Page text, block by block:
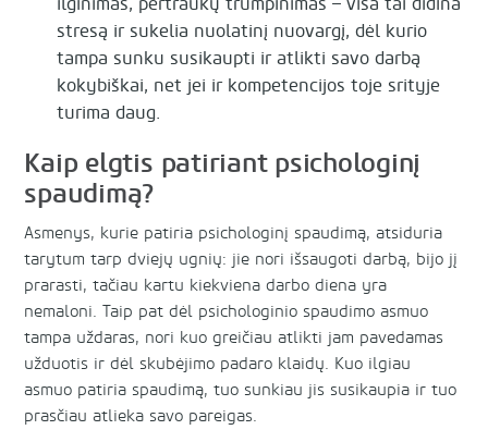
ilginimas, pertraukų trumpinimas – visa tai didina
stresą ir sukelia nuolatinį nuovargį, dėl kurio
tampa sunku susikaupti ir atlikti savo darbą
kokybiškai, net jei ir kompetencijos toje srityje
turima daug.
Kaip elgtis patiriant psichologinį
spaudimą?
Asmenys, kurie patiria psichologinį spaudimą, atsiduria
tarytum tarp dviejų ugnių: jie nori išsaugoti darbą, bijo jį
prarasti, tačiau kartu kiekviena darbo diena yra
nemaloni. Taip pat dėl psichologinio spaudimo asmuo
tampa uždaras, nori kuo greičiau atlikti jam pavedamas
užduotis ir dėl skubėjimo padaro klaidų. Kuo ilgiau
asmuo patiria spaudimą, tuo sunkiau jis susikaupia ir tuo
prasčiau atlieka savo pareigas.